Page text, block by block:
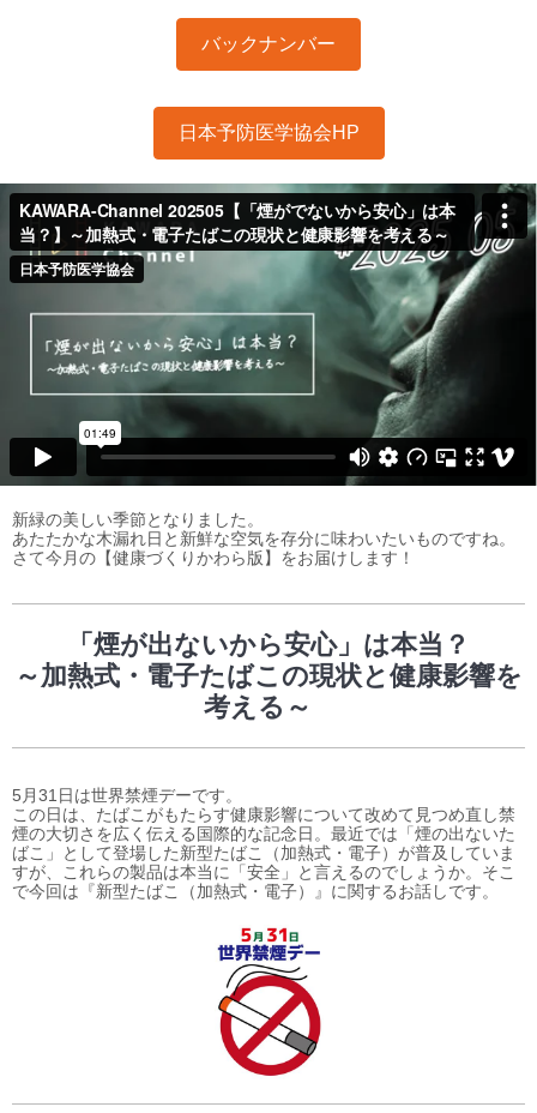
バックナンバー
日本予防医学協会HP
新緑の美しい季節となりました。
あたたかな木漏れ日と新鮮な空気を存分に味わいたいものですね。
さて今月の【健康づくりかわら版】をお届けします！
「煙が出ないから安心」は本当？
～加熱式・電子たばこの現状と健康影響を
考える～
5月31日は世界禁煙デーです。
この日は、たばこがもたらす健康影響について改めて見つめ直し禁
煙の大切さを広く伝える国際的な記念日。最近では「煙の出ないた
ばこ」として登場した新型たばこ（加熱式・電子）が普及していま
すが、これらの製品は本当に「安全」と言えるのでしょうか。そこ
で今回は『新型たばこ（加熱式・電子）』に関するお話しです。